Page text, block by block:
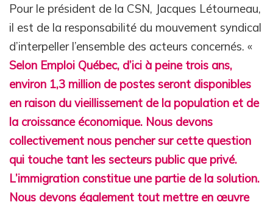
Pour le président de la CSN, Jacques Létourneau,
il est de la responsabilité du mouvement syndical
d’interpeller l’ensemble des acteurs concernés. «
Selon Emploi Québec, d’ici à peine trois ans,
environ 1,3 million de postes seront disponibles
en raison du vieillissement de la population et de
la croissance économique. Nous devons
collectivement nous pencher sur cette question
qui touche tant les secteurs public que privé.
L’immigration constitue une partie de la solution.
Nous devons également tout mettre en œuvre